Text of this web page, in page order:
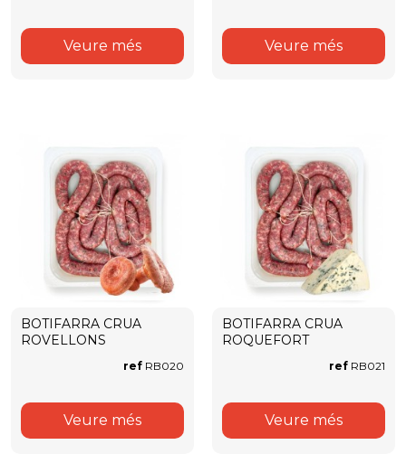
Veure més Veure més
BOTIFARRA CRUA
ROVELLONS
ref RB020
Veure més
BOTIFARRA CRUA
ROQUEFORT
ref RB021
Veure més